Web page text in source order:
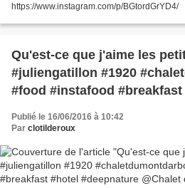
https://www.instagram.com/p/BGtordGrYD4/
Qu'est-ce que j'aime les
#juliengatillon #1920
#food #instafood
Publié le 16/06/2016 à 10:42
Par clotilderoux